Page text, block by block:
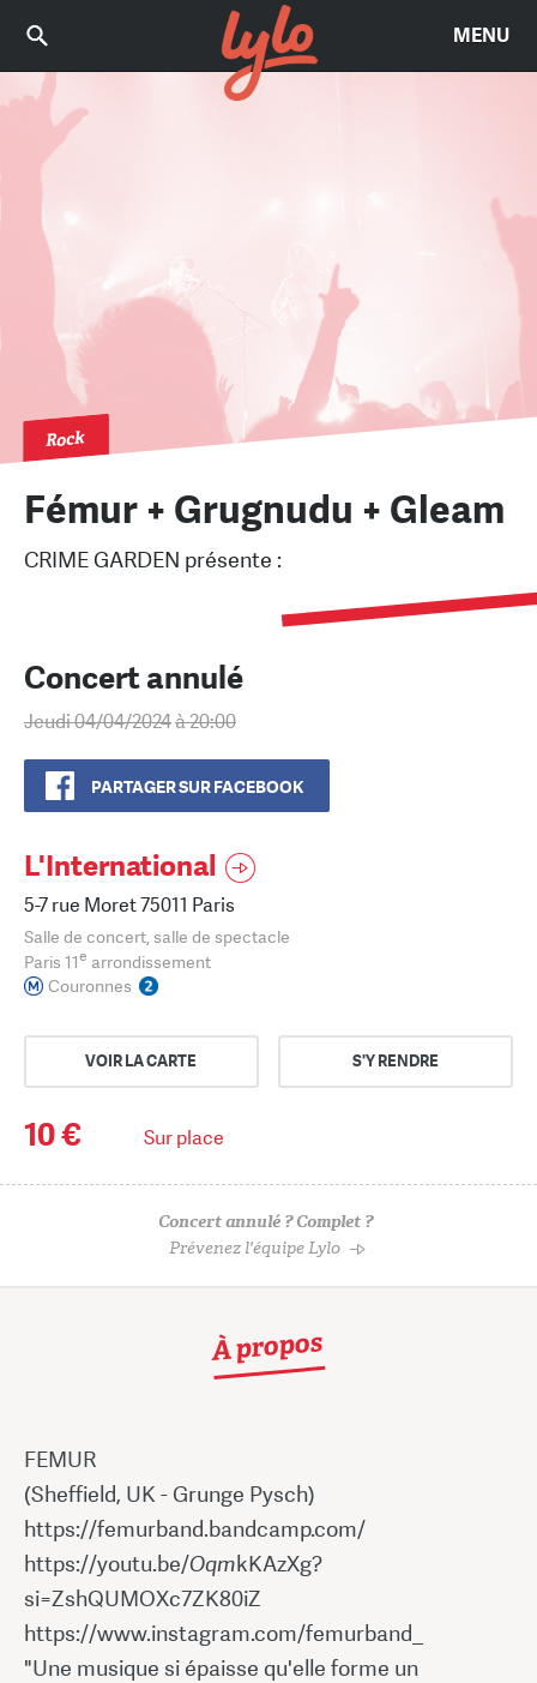
MENU
Rock
Fémur + Grugnudu + Gleam
CRIME GARDEN présente :
Concert annulé
Jeudi 04/04/2024à 20:00
PARTAGER SUR FACEBOOK
L'International
5-7 rue Moret 75011 Paris
Salle de concert, salle de spectacle
Paris 11e arrondissement
Couronnes
VOIR LA CARTE S'Y RENDRE
10 € Sur place
Concert annulé ? Complet ?
Prévenez l'équipe Lylo
À propos
FEMUR
(Sheffield, UK - Grunge Pysch)
https://femurband.bandcamp.com/
https://youtu.be/OqmkKAzXg?
si=ZshQUMOXc7ZK80iZ
https://www.instagram.com/femurband_
"Une musique si épaisse qu'elle forme un